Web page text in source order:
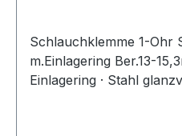
Schlauchklemme 1-Ohr
m.Einlagering Ber.13-
Einlagering · Stahl